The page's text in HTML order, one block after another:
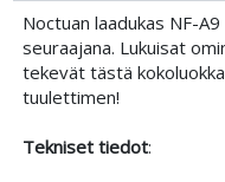
Noctuan laadukas NF-
seuraajana. Lukuisat
tekevät tästä
tuulettimen!
Tekniset tiedot: